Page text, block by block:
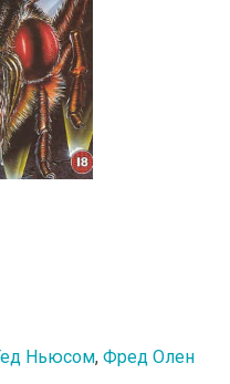
Ньюсом, Фред Олен